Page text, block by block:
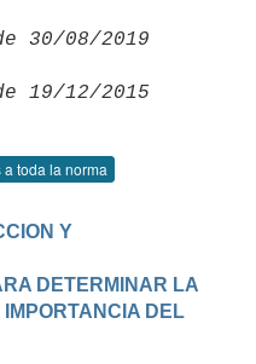
toda la norma
Y
DETERMINAR LA
DEL